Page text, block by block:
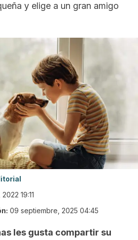
y elige a un gran amigo
19:11
09 septiembre, 2025 04:45
les gusta compartir su